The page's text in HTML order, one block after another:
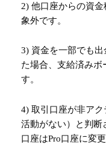
2) 他口座からの資
象外です。
3) 資金を一部でも
た場合、支給済みボ
す。
4) 取引口座が非ア
活動がない）と判断
口座はPro口座に変更